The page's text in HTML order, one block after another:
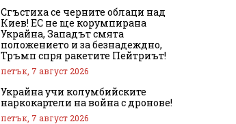
Сгъстиха се черните облаци над
Киев! ЕС не ще корумпирана
Украйна, Западът смята
положението и за безнадеждно,
Тръмп спря ракетите Пейтриът!
петък, 7 август 2026
Украйна учи колумбийските
наркокартели на война с дронове!
петък, 7 август 2026